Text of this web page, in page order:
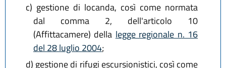
c) gestione di locanda, così come normata
dal comma 2, dell'articolo 10
(Affittacamere) della legge regionale n. 16
del 28 luglio 2004;
d) gestione di rifugi escursionistici, così come